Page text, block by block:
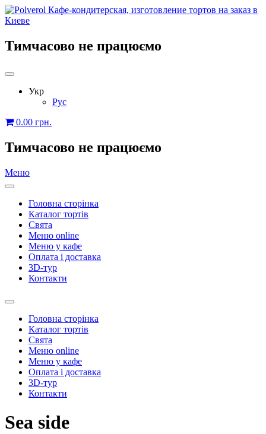
Тимчасово не працюємо
Укр
Рус
0.00 грн.
Тимчасово не працюємо
Меню
Головна сторінка
Каталог тортів
Свята
Меню online
Меню у кафе
Оплата і доставка
3D-тур
Контакти
Головна сторінка
Каталог тортів
Свята
Меню online
Меню у кафе
Оплата і доставка
3D-тур
Контакти
Sea side